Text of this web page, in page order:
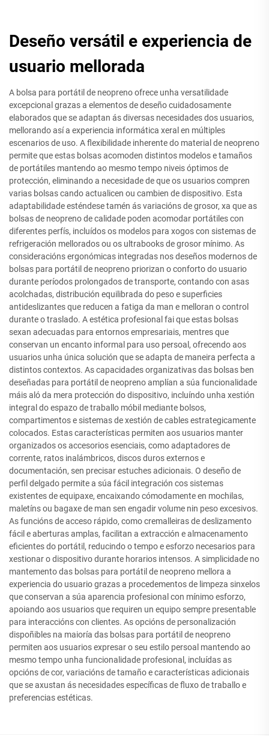
Deseño versátil e experiencia de
usuario mellorada
A bolsa para portátil de neopreno ofrece unha versatilidade
excepcional grazas a elementos de deseño cuidadosamente
elaborados que se adaptan ás diversas necesidades dos usuarios,
mellorando así a experiencia informática xeral en múltiples
escenarios de uso. A flexibilidade inherente do material de neopreno
permite que estas bolsas acomoden distintos modelos e tamaños
de portátiles mantendo ao mesmo tempo niveis óptimos de
protección, eliminando a necesidade de que os usuarios compren
varias bolsas cando actualicen ou cambien de dispositivo. Esta
adaptabilidade esténdese tamén ás variacións de grosor, xa que as
bolsas de neopreno de calidade poden acomodar portátiles con
diferentes perfís, incluídos os modelos para xogos con sistemas de
refrigeración mellorados ou os ultrabooks de grosor mínimo. As
consideracións ergonómicas integradas nos deseños modernos de
bolsas para portátil de neopreno priorizan o conforto do usuario
durante períodos prolongados de transporte, contando con asas
acolchadas, distribución equilibrada do peso e superficies
antideslizantes que reducen a fatiga da man e melloran o control
durante o traslado. A estética profesional fai que estas bolsas
sexan adecuadas para entornos empresariais, mentres que
conservan un encanto informal para uso persoal, ofrecendo aos
usuarios unha única solución que se adapta de maneira perfecta a
distintos contextos. As capacidades organizativas das bolsas ben
deseñadas para portátil de neopreno amplían a súa funcionalidade
máis aló da mera protección do dispositivo, incluíndo unha xestión
integral do espazo de traballo móbil mediante bolsos,
compartimentos e sistemas de xestión de cables estrategicamente
colocados. Estas características permiten aos usuarios manter
organizados os accesorios esenciais, como adaptadores de
corrente, ratos inalámbricos, discos duros externos e
documentación, sen precisar estuches adicionais. O deseño de
perfil delgado permite a súa fácil integración cos sistemas
existentes de equipaxe, encaixando cómodamente en mochilas,
maletíns ou bagaxe de man sen engadir volume nin peso excesivos.
As funcións de acceso rápido, como cremalleiras de deslizamento
fácil e aberturas amplas, facilitan a extracción e almacenamento
eficientes do portátil, reducindo o tempo e esforzo necesarios para
xestionar o dispositivo durante horarios intensos. A simplicidade no
mantemento das bolsas para portátil de neopreno mellora a
experiencia do usuario grazas a procedementos de limpeza sinxelos
que conservan a súa aparencia profesional con mínimo esforzo,
apoiando aos usuarios que requiren un equipo sempre presentable
para interaccións con clientes. As opcións de personalización
dispoñibles na maioría das bolsas para portátil de neopreno
permiten aos usuarios expresar o seu estilo persoal mantendo ao
mesmo tempo unha funcionalidade profesional, incluídas as
opcións de cor, variacións de tamaño e características adicionais
que se axustan ás necesidades específicas de fluxo de traballo e
preferencias estéticas.